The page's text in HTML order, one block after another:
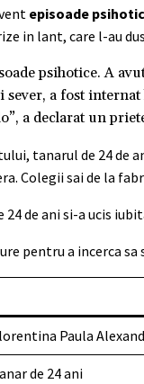
episoade
in lant, care l-au
psihotice. A
a fost
a declarat un
tanarul de 24 de
Colegii sai de la
pentru a incerca
Paula
de 24 ani